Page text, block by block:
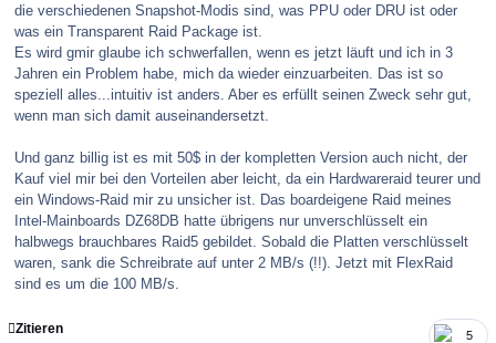
die verschiedenen Snapshot-Modis sind, was PPU oder DRU ist oder
was ein Transparent Raid Package ist.
Es wird gmir glaube ich schwerfallen, wenn es jetzt läuft und ich in 3
Jahren ein Problem habe, mich da wieder einzuarbeiten. Das ist so
speziell alles...intuitiv ist anders. Aber es erfüllt seinen Zweck sehr gut,
wenn man sich damit auseinandersetzt.
Und ganz billig ist es mit 50$ in der kompletten Version auch nicht, der
Kauf viel mir bei den Vorteilen aber leicht, da ein Hardwareraid teurer und
ein Windows-Raid mir zu unsicher ist. Das boardeigene Raid meines
Intel-Mainboards DZ68DB hatte übrigens nur unverschlüsselt ein
halbwegs brauchbares Raid5 gebildet. Sobald die Platten verschlüsselt
waren, sank die Schreibrate auf unter 2 MB/s (!!). Jetzt mit FlexRaid
sind es um die 100 MB/s.
Zitieren 5